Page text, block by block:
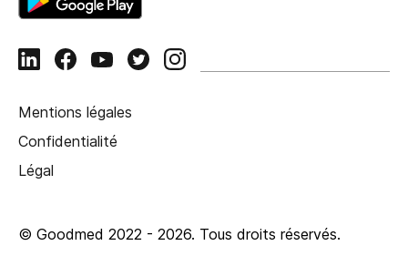
Mentions légales
Confidentialité
Légal
© Goodmed 2022 - 2026. Tous droits réservés.